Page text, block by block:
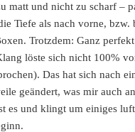
matt und nicht zu scharf –
Tiefe als nach vorne, bzw.
Trotzdem: Ganz
löste sich nicht 100%
Das hat sich nach
geändert, was mir auch
es und klingt um einiges